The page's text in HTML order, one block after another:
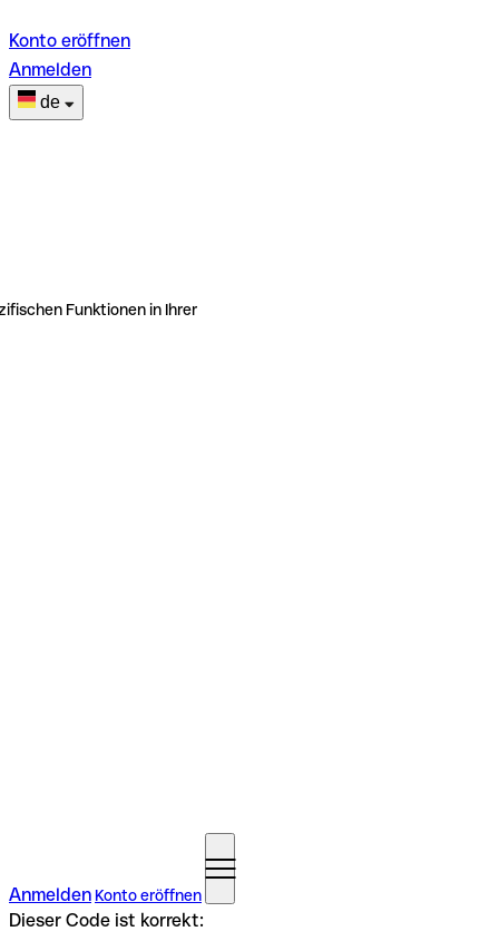
Konto eröffnen
Anmelden
de
Funktionen in Ihrer
Anmelden Konto eröffnen
Dieser Code ist korrekt: